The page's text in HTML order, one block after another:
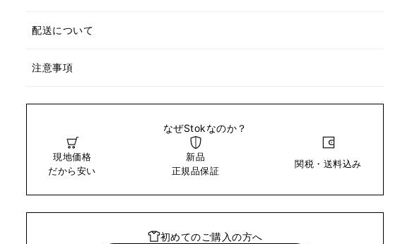
配送について
注意事項
なぜStokなのか？
現地価格
だから安い
新品
正規品保証
関税・送料込み
初めてのご購入の方へ